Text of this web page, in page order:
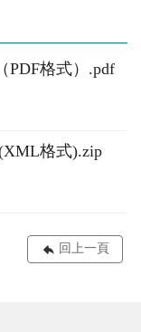
PDF格式）.pdf
格式).zip
回上一頁